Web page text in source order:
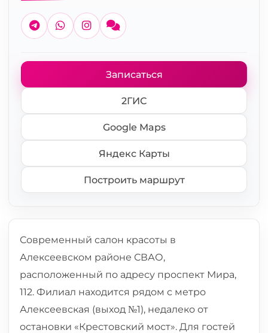
Записаться
2ГИС
Google Maps
Яндекс Карты
Построить маршрут
Современный салон красоты в
Алексеевском районе СВАО,
расположенный по адресу проспект Мира,
112. Филиал находится рядом с метро
Алексеевская (выход №1), недалеко от
остановки «Крестовский мост». Для гостей